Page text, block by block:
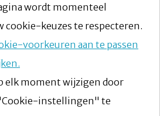
wordt momenteel
cookie-keuzes te respecteren.
voorkeuren aan te passen
elk moment wijzigen door
instellingen" te